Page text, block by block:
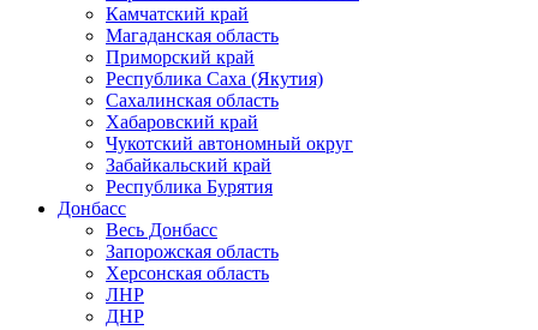
Камчатский край
Магаданская область
Приморский край
Республика Саха (Якутия)
Сахалинская область
Хабаровский край
Чукотский автономный округ
Забайкальский край
Республика Бурятия
Донбасс
Весь Донбасс
Запорожская область
Херсонская область
ЛНР
ДНР